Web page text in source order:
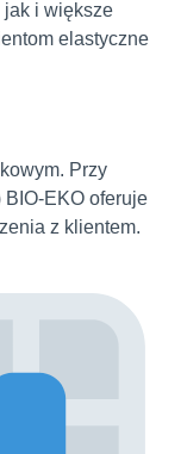
jak i większe
elastyczne
Przy
oferuje
z klientem.